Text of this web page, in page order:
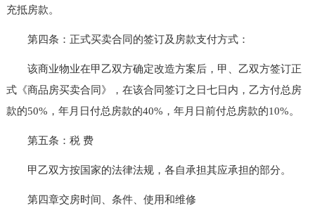
充抵房款。
第四条：正式买卖合同的签订及房款支付方式：
该商业物业在甲乙双方确定改造方案后，甲、乙双方签订正
式《商品房买卖合同》，在该合同签订之日七日内，乙方付总房
款的50%，年月日付总房款的40%，年月日前付总房款的10%。
第五条：税 费
甲乙双方按国家的法律法规，各自承担其应承担的部分。
第四章交房时间、条件、使用和维修